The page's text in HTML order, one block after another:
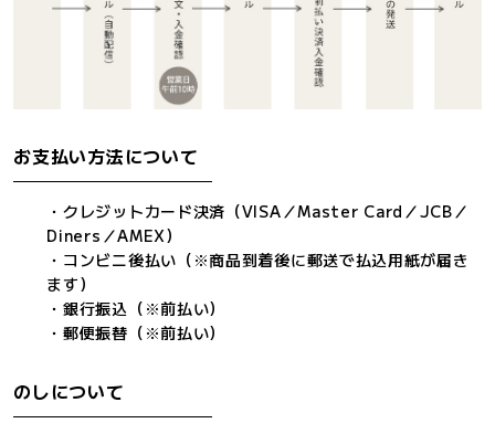
お支払い方法について
・クレジットカード決済（VISA／Master Card／JCB／
Diners／AMEX）
・コンビニ後払い（※商品到着後に郵送で払込用紙が届き
ます）
・銀行振込（※前払い）
・郵便振替（※前払い）
のしについて